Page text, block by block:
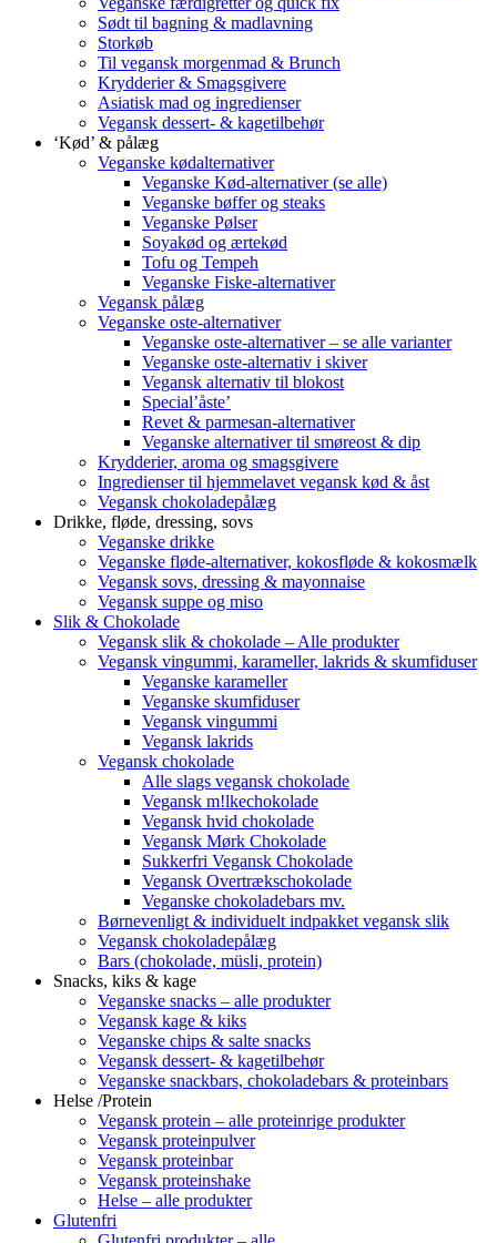
Sødt til bagning & madlavning
Storkøb
Til vegansk morgenmad & Brunch
Krydderier & Smagsgivere
Asiatisk mad og ingredienser
Vegansk dessert- & kagetilbehør
‘Kød’ & pålæg
Veganske kødalternativer
Veganske Kød-alternativer (se alle)
Veganske bøffer og steaks
Veganske Pølser
Soyakød og ærtekød
Tofu og Tempeh
Veganske Fiske-alternativer
Vegansk pålæg
Veganske oste-alternativer
Veganske oste-alternativer – se alle varianter
Veganske oste-alternativ i skiver
Vegansk alternativ til blokost
Special’åste’
Revet & parmesan-alternativer
Veganske alternativer til smøreost & dip
Krydderier, aroma og smagsgivere
Ingredienser til hjemmelavet vegansk kød & åst
Vegansk chokoladepålæg
Drikke, fløde, dressing, sovs
Veganske drikke
Veganske fløde-alternativer, kokosfløde & kokosmælk
Vegansk sovs, dressing & mayonnaise
Vegansk suppe og miso
Slik & Chokolade
Vegansk slik & chokolade – Alle produkter
Vegansk vingummi, karameller, lakrids & skumfiduser
Veganske karameller
Veganske skumfiduser
Vegansk vingummi
Vegansk lakrids
Vegansk chokolade
Alle slags vegansk chokolade
Vegansk m!lkechokolade
Vegansk hvid chokolade
Vegansk Mørk Chokolade
Sukkerfri Vegansk Chokolade
Vegansk Overtrækschokolade
Veganske chokoladebars mv.
Børnevenligt & individuelt indpakket vegansk slik
Vegansk chokoladepålæg
Bars (chokolade, müsli, protein)
Snacks, kiks & kage
Veganske snacks – alle produkter
Vegansk kage & kiks
Veganske chips & salte snacks
Vegansk dessert- & kagetilbehør
Veganske snackbars, chokoladebars & proteinbars
Helse /Protein
Vegansk protein – alle proteinrige produkter
Vegansk proteinpulver
Vegansk proteinbar
Vegansk proteinshake
Helse – alle produkter
Glutenfri